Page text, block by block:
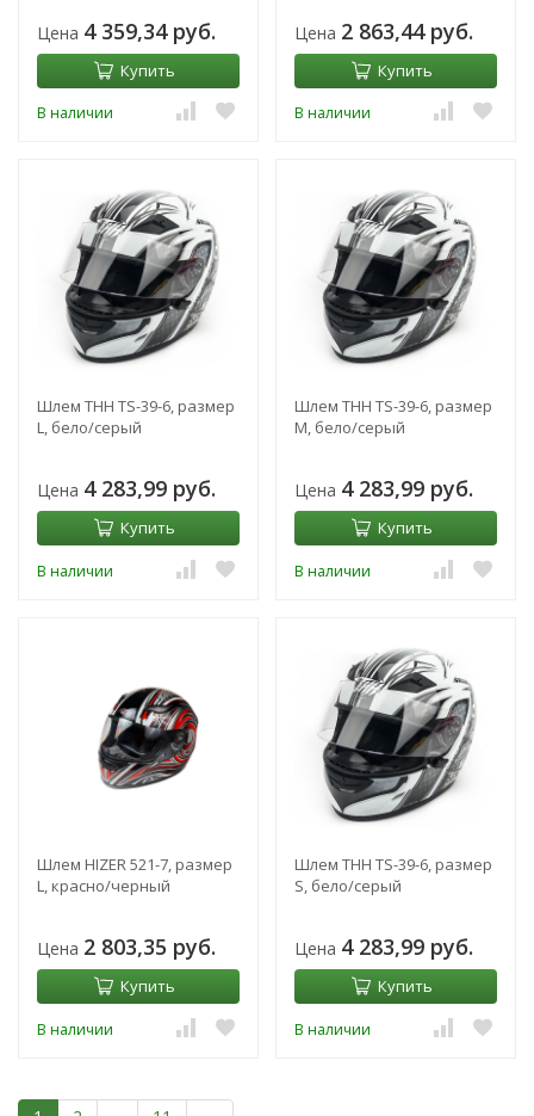
Цена 4 359,34 руб.
Купить
В наличии
Цена 2 863,44 руб.
Купить
В наличии
Шлем THH TS-39-6, размер
L, бело/серый
Цена 4 283,99 руб.
Купить
В наличии
Шлем THH TS-39-6, размер
M, бело/серый
Цена 4 283,99 руб.
Купить
В наличии
Шлем HIZER 521-7, размер
L, красно/черный
Цена 2 803,35 руб.
Купить
В наличии
Шлем THH TS-39-6, размер
S, бело/серый
Цена 4 283,99 руб.
Купить
В наличии